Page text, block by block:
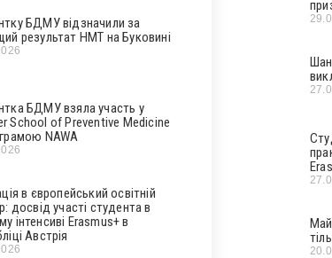
БДМУ відзначили за
результат НМТ на Буковині
БДМУ взяла участь у
School of Preventive Medicine
NAWA
в європейський освітній
досвід участі студента в
інтенсиві Erasmus+ в
Австрія